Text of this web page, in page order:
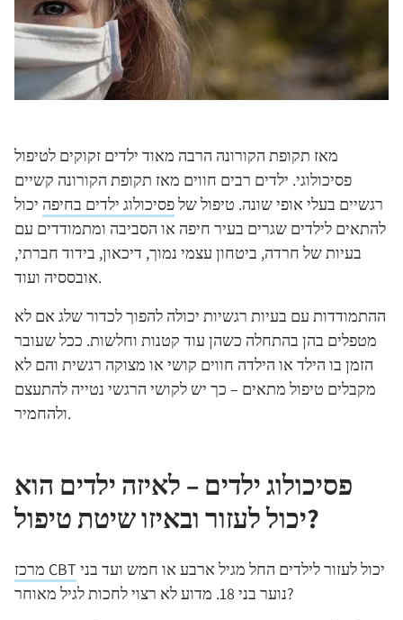
מאז תקופת הקורונה הרבה מאוד ילדים זקוקים לטיפול
פסיכולוגי. ילדים רבים חווים מאז תקופת הקורונה קשיים
רגשיים בעלי אופי שונה. טיפול שלפסיכולוג ילדים בחיפה יכול
להתאים לילדים שגרים בעיר חיפה או הסביבה ומתמודדים עם
בעיות של חרדה, ביטחון עצמי נמוך, דיכאון, בידוד חברתי,
אובססיה ועוד.
ההתמודדות עם בעיות רגשיות יכולה להפוך לכדור שלג אם לא
מטפלים בהן בהתחלה כשהן עוד קטנות וחלשות. ככל שעובר
הזמן בו הילד או הילדה חווים קושי או מצוקה רגשית והם לא
מקבלים טיפול מתאים – כך יש לקושי הרגשי נטייה להתעצם
ולהחמיר.
פסיכולוג ילדים – לאיזה ילדים הוא
יכול לעזור ובאיזו שיטת טיפול?
מרכז CBT
נוער בני 18. מדוע לא רצוי לחכות לגיל מאוחר?